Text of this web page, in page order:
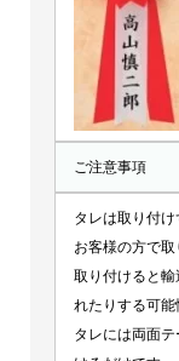
ご注意事項
タレは取り付け
お客様の方で取
取り付けると
れたりする可能
タレには両面